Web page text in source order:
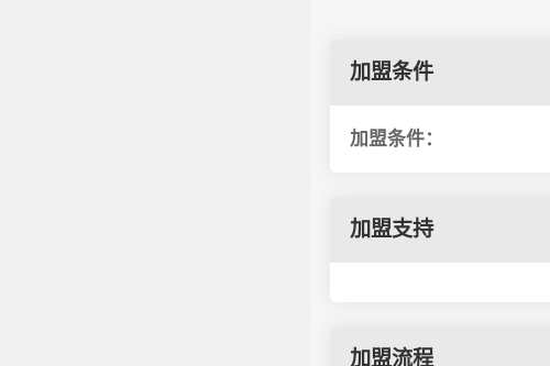
加盟条件
加盟条件：
加盟支持
加盟流程